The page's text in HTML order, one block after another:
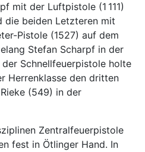
mit der Luftpistole (1 111)
die beiden Letzteren mit
Pistole (1527) auf dem
Stefan Scharpf in der
Schnellfeuerpistole holte
Herrenklasse den dritten
(549) in der
Zentralfeuerpistole
fest in Ötlinger Hand. In